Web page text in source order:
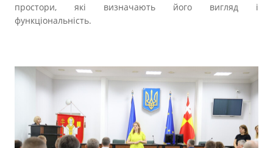
простори, які визначають його вигляд і
функціональність.